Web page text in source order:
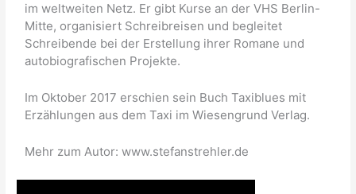
im weltweiten Netz. Er gibt Kurse an der VHS Berlin-
Mitte, organisiert Schreibreisen und begleitet
Schreibende bei der Erstellung ihrer Romane und
autobiografischen Projekte.
Im Oktober 2017 erschien sein Buch Taxiblues mit
Erzählungen aus dem Taxi im Wiesengrund Verlag.
Mehr zum Autor: www.stefanstrehler.de